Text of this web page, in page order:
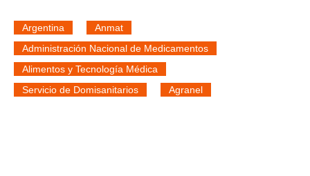
Argentina
Anmat
Administración Nacional de Medicamentos
Alimentos y Tecnología Médica
Servicio de Domisanitarios
Agranel